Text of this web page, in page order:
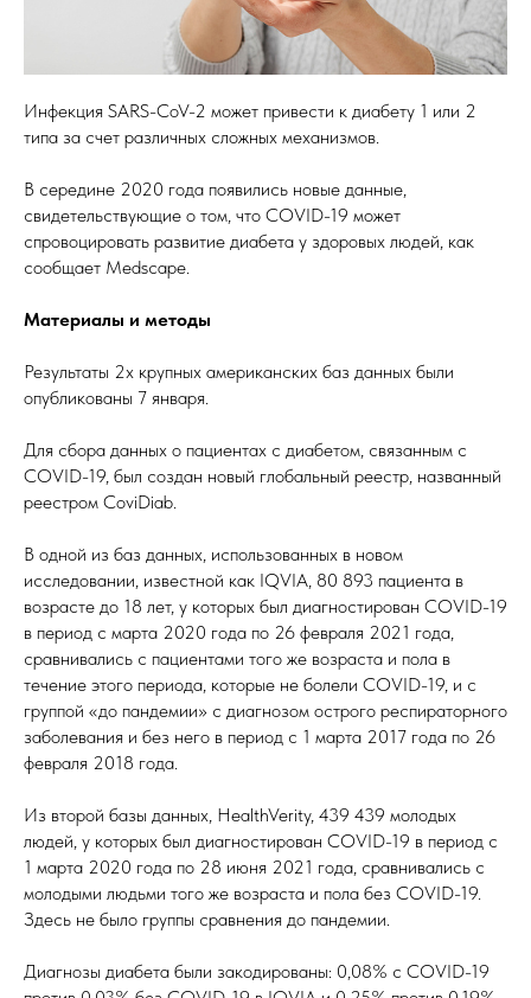
Инфекция SARS-CoV-2 может привести к диабету 1 или 2
типа за счет различных сложных механизмов.
В середине 2020 года появились новые данные,
свидетельствующие о том, что COVID-19 может
спровоцировать развитие диабета у здоровых людей, как
сообщает Medscape.
Материалы и методы
Результаты 2х крупных американских баз данных были
опубликованы 7 января.
Для сбора данных о пациентах с диабетом, связанным с
COVID-19, был создан новый глобальный реестр, названный
реестром CoviDiab.
В одной из баз данных, использованных в новом
исследовании, известной как IQVIA, 80 893 пациента в
возрасте до 18 лет, у которых был диагностирован COVID-19
в период с марта 2020 года по 26 февраля 2021 года,
сравнивались с пациентами того же возраста и пола в
течение этого периода, которые не болели COVID-19, и с
группой «до пандемии» с диагнозом острого респираторного
заболевания и без него в период с 1 марта 2017 года по 26
февраля 2018 года.
Из второй базы данных, HealthVerity, 439 439 молодых
людей, у которых был диагностирован COVID-19 в период с
1 марта 2020 года по 28 июня 2021 года, сравнивались с
молодыми людьми того же возраста и пола без COVID-19.
Здесь не было группы сравнения до пандемии.
Диагнозы диабета были закодированы: 0,08% с COVID-19